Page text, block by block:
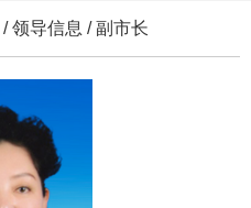
/领导信息 /副市长